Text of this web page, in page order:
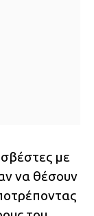
με
να θέσουν